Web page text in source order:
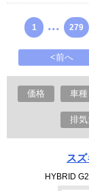
1 ... 279
<前へ
価格 車種
排気
ス
HYBRID